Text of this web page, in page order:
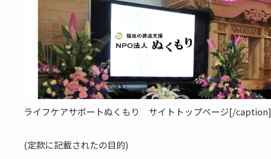
ライフケアサポートぬくもり サイトトップページ[/caption]
(定款に記載されたの目的)